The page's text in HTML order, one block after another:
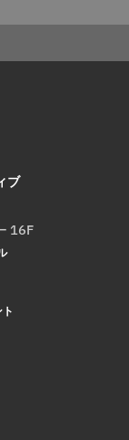
ブ
16F